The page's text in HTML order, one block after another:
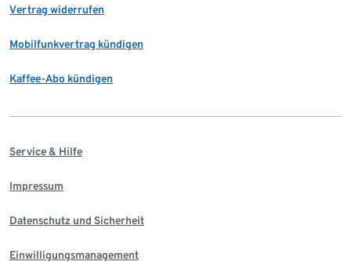
Vertrag widerrufen
Mobilfunkvertrag kündigen
Kaffee-Abo kündigen
Service & Hilfe
Impressum
Datenschutz und Sicherheit
Einwilligungsmanagement